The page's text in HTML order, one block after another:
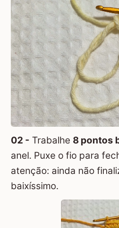
02 - Trabalhe 8 pontos
anel. Puxe o fio para
atenção: ainda não
baixíssimo.